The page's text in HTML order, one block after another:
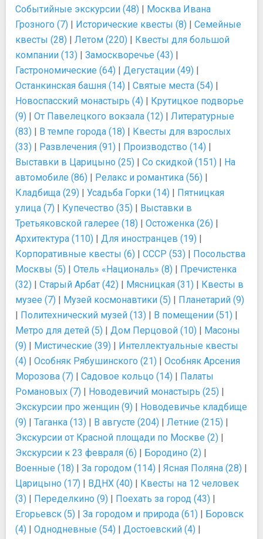
Событийные экскурсии (48) | Москва Ивана
Грозного (7) | Исторические квесты (8) | Семейные
квесты (28) | Летом (220) | Квесты для большой
компании (13) | Замоскворечье (43) |
Гастрономические (64) | Дегустации (49) |
Останкинская башня (14) | Святые места (54) |
Новоспасский монастырь (4) | Крутицкое подворье
(9) | От Павелецкого вокзала (12) | Литературные
(83) | В темпе города (18) | Квесты для взрослых
(33) | Развлечения (91) | Производство (14) |
Выставки в Царицыно (25) | Со скидкой (151) | На
автомобиле (86) | Релакс и романтика (56) |
Кладбища (29) | Усадьба Горки (14) | Пятницкая
улица (7) | Купечество (35) | Выставки в
Третьяковской галерее (18) | Остоженка (26) |
Архитектура (110) | Для иностранцев (19) |
Корпоративные квесты (6) | СССР (53) | Посольства
Москвы (5) | Отель «Националь» (8) | Пречистенка
(32) | Старый Арбат (42) | Мясницкая (31) | Квесты в
музее (7) | Музей космонавтики (5) | Планетарий (9)
| Политехнический музей (13) | В помещении (51) |
Метро для детей (5) | Дом Перцовой (10) | Масоны
(9) | Мистические (39) | Интеллектуальные квесты
(4) | Особняк Рябушинского (21) | Особняк Арсения
Морозова (7) | Садовое кольцо (14) | Палаты
Романовых (7) | Новодевичий монастырь (25) |
Экскурсии про женщин (9) | Новодевичье кладбище
(9) | Таганка (13) | В августе (204) | Летние (215) |
Экскурсии от Красной площади по Москве (2) |
Экскурсии к 23 февраля (6) | Бородино (2) |
Военные (18) | За городом (114) | Ясная Поляна (28) |
Царицыно (17) | ВДНХ (40) | Квесты на 12 человек
(3) | Переделкино (9) | Поехать за город (43) |
Егорьевск (5) | За городом и природа (61) | Боровск
(4) | Однодневные (54) | Достоевский (4) |